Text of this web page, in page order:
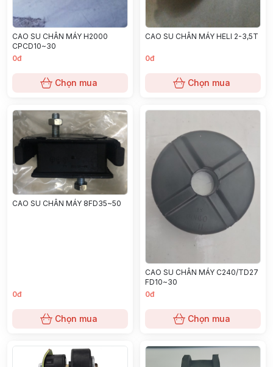
CAO SU CHÂN MÁY H2000
CPCD10~30
0đ
Chọn mua
CAO SU CHÂN MÁY HELI 2-3,5T
0đ
Chọn mua
CAO SU CHÂN MÁY 8FD35~50
0đ
Chọn mua
CAO SU CHÂN MÁY C240/TD27
FD10~30
0đ
Chọn mua